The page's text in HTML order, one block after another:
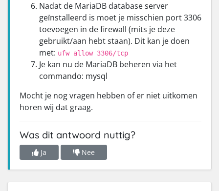
Nadat de MariaDB database server
geïnstalleerd is moet je misschien port 3306
toevoegen in de firewall (mits je deze
gebruikt/aan hebt staan). Dit kan je doen
met: ufw allow 3306/tcp
Je kan nu de MariaDB beheren via het
commando: mysql
Mocht je nog vragen hebben of er niet uitkomen
horen wij dat graag.
Was dit antwoord nuttig?
Ja Nee